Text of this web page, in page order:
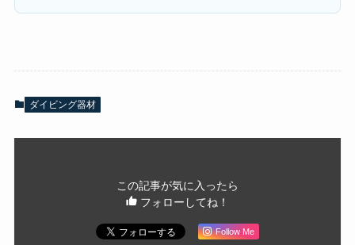
ダイビング器材
この記事が気に入ったら
フォローしてね！
Follow Me